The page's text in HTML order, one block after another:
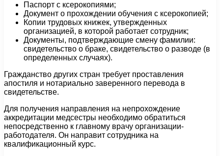
Паспорт с ксерокопиями;
Документ о прохождении обучения с ксерокопией;
Копии трудовых книжек, утвержденных
организацией, в которой работает сотрудник;
Документы, подтверждающие смену фамилии:
свидетельство о браке, свидетельство о разводе (в
определенных случаях).
Гражданство других стран требует проставления
апостиля и нотариально заверенного перевода в
свидетельстве.
Для получения направления на непрохождение
аккредитации медсестры необходимо обратиться
непосредственно к главному врачу организации-
работодателя. Он направит сотрудника на
квалификационный курс.